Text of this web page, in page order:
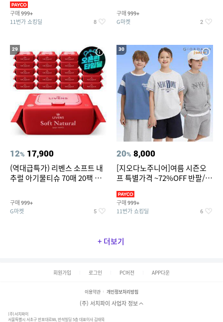
구매 999+
11번가 쇼킹딜 8
구매 999+
G마켓 2
29
12% 17,900
(역대급특가) 리벤스 소프트 내
추럴 아기물티슈 70매 20팩 캡
구매 999+
G마켓 5
30
20% 8,000
[지오다노주니어]여름 시즌오
프 특별가격 ~72%OFF 반팔/반
구매 999+
11번가 쇼킹딜 6
+ 더보기
회원가입 로그인 PC버전 APP다운
이용약관 개인정보처리방침
(주) 서치파이 사업자 정보
(주)서치파이
서울특별시 서초구 반포대로88, 반석빌딩 5층 대표이사 김태묵